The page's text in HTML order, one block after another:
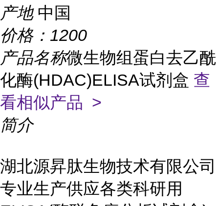
产地 中国
价格： 1200
产品名称微生物组蛋白去乙酰
化酶(HDAC)ELISA试剂盒 查
看相似产品 >
简介
湖北源昇肽生物技术有限公司
专业生产供应各类科研用